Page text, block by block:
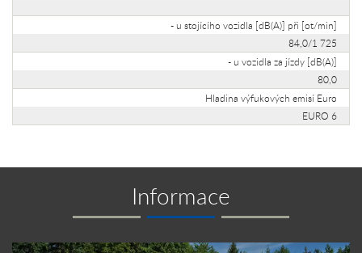
- u stojícího vozidla [dB(A)] při [ot/min]
84,0/1 725
- u vozidla za jízdy [dB(A)]
80,0
Hladina výfukových emisí Euro
EURO 6
Informace